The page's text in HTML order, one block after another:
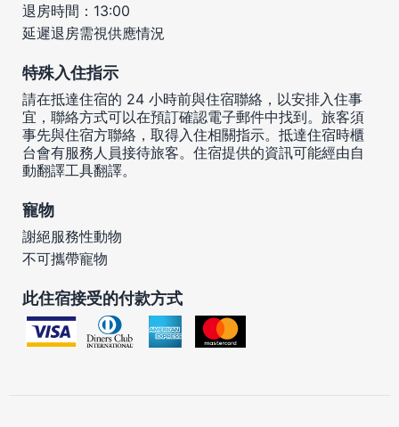
退房時間：13:00
延遲退房需視供應情況
特殊入住指示
請在抵達住宿的 24 小時前與住宿聯絡，以安排入住事
宜，聯絡方式可以在預訂確認電子郵件中找到。旅客須
事先與住宿方聯絡，取得入住相關指示。抵達住宿時櫃
台會有服務人員接待旅客。住宿提供的資訊可能經由自
動翻譯工具翻譯。
寵物
謝絕服務性動物
不可攜帶寵物
此住宿接受的付款方式